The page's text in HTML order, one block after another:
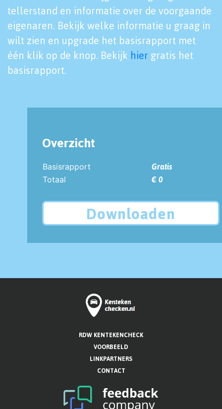
tellerstand en informatie over de voorgaande
eigenaren. Bekijk welke informatie u graag in
wilt zien en upgrade het basisrapport met
één klik op de knop. Bekijk hier gratis het
basisrapport.
Overzicht
Basisrapport
Gratis
Totaal
€ 0
Downloaden
RDW KENTEKENCHECK
VOORBEELD
LINKPARTNERS
CONTACT